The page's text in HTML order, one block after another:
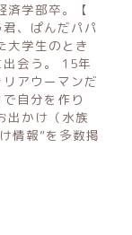
済学部卒。【
、ぱんだパパ
大学生のとき
会う。 15年
アウーマンだ
自分を作り
出かけ（水族
情報”を多数掲